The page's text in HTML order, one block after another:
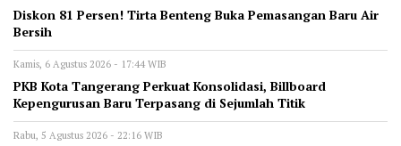
Diskon 81 Persen! Tirta Benteng Buka Pemasangan Baru Air
Bersih
Kamis, 6 Agustus 2026 - 17:44 WIB
‎PKB Kota Tangerang Perkuat Konsolidasi, Billboard
Kepengurusan Baru Terpasang di Sejumlah Titik ‎
Rabu, 5 Agustus 2026 - 22:16 WIB